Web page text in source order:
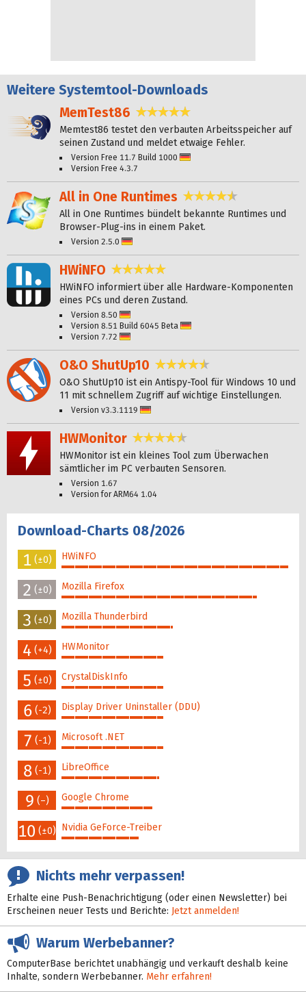
Weitere Systemtool-Downloads
MemTest86
Memtest86 testet den verbauten Arbeitsspeicher auf
seinen Zustand und meldet etwaige Fehler.
Version Free 11.7 Build 1000
Version Free 4.3.7
All in One Runtimes 4,4 Sterne
All in One Runtimes bündelt bekannte Runtimes und
Browser-Plug-ins in einem Paket.
Version 2.5.0
HWiNFO
HWiNFO informiert über alle Hardware-Komponenten
eines PCs und deren Zustand.
Version 8.50
Version 8.51 Build 6045 Beta
Version 7.72
O&O ShutUp10 4,6 Sterne
O&O ShutUp10 ist ein Antispy-Tool für Windows 10 und
11 mit schnellem Zugriff auf wichtige Einstellungen.
Version v3.3.1119
HWMonitor 4,6 Sterne
HWMonitor ist ein kleines Tool zum Überwachen
sämtlicher im PC verbauten Sensoren.
Version 1.67
Version for ARM64 1.04
Download-Charts 08/2026
1 (±0) HWiNFO
2 (±0) Mozilla Firefox
3 (±0) Mozilla Thunderbird
4 (+4) HWMonitor
5 (±0) CrystalDiskInfo
6 (-2) Display Driver Uninstaller (DDU)
7 (-1) Microsoft .NET
8 (-1) LibreOffice
9 (–) Google Chrome
10 (±0) Nvidia GeForce-Treiber
Nichts mehr verpassen!
Erhalte eine Push-Benachrichtigung (oder einen Newsletter) bei
Erscheinen neuer Tests und Berichte: Jetzt anmelden!
Warum Werbebanner?
ComputerBase berichtet unabhängig und verkauft deshalb keine
Inhalte, sondern Werbebanner. Mehr erfahren!